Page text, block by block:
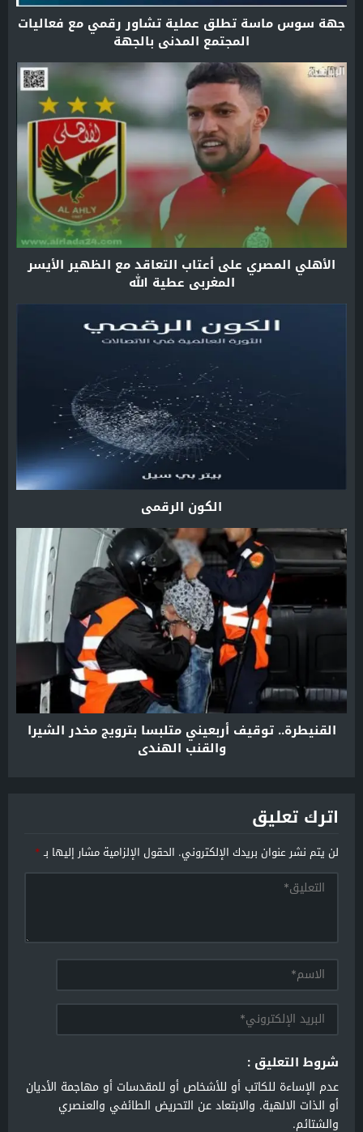
جهة سوس ماسة تطلق عملية تشاور رقمي مع فعاليات
المجتمع المدني بالجهة
الأهلي المصري على أعتاب التعاقد مع الظهير الأيسر
المغربي عطية الله
الكون الرقمي
القنيطرة.. توقيف أربعيني متلبسا بترويج مخدر الشيرا
والقنب الهندي
اترك تعليق
لن يتم نشر عنوان بريدك الإلكتروني. الحقول الإلزامية مشار إليها بـ*
شروط التعليق :
عدم الإساءة للكاتب أو للأشخاص أو للمقدسات أو مهاجمة الأديان
أو الذات الالهية. والابتعاد عن التحريض الطائفي والعنصري
والشتائم.